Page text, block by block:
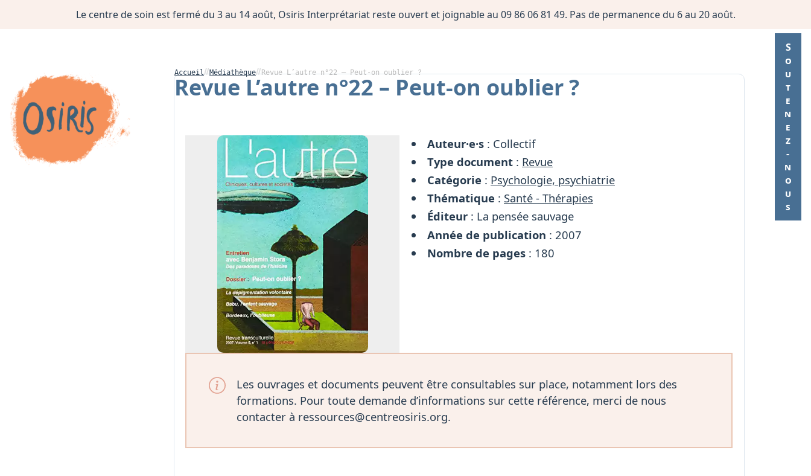
Le centre de soin est fermé du 3 au 14 août, Osiris Interprétariat reste ouvert et joignable au 09 86 06 81 49. Pas de permanence du 6 au 20 août.
Soutenez-nous
Accueil Médiathèque Revue L’autre n°22 – Peut-on oublier ?
Revue L’autre n°22 – Peut-on oublier ?
Auteur·e·s : Collectif
Type document : Revue
Catégorie : Psychologie, psychiatrie
Thématique : Santé - Thérapies
Éditeur : La pensée sauvage
Année de publication : 2007
Nombre de pages : 180
Les ouvrages et documents peuvent être consultables sur place, notamment lors des
formations. Pour toute demande d’informations sur cette référence, merci de nous
contacter à ressources@centreosiris.org.